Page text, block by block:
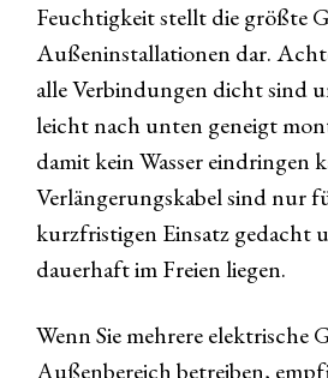
Feuchtigkeit stellt die größte
Außeninstallationen dar.
alle Verbindungen dicht sind
leicht nach unten geneigt
damit kein Wasser eindringen
Verlängerungskabel sind nur
kurzfristigen Einsatz gedacht
dauerhaft im Freien liegen.
Wenn Sie mehrere elektrische
Außenbereich betreiben,